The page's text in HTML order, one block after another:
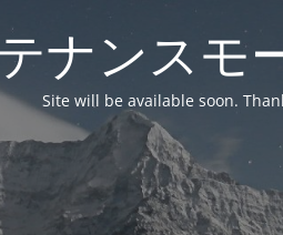
ナンスモ
Site will be available soon.